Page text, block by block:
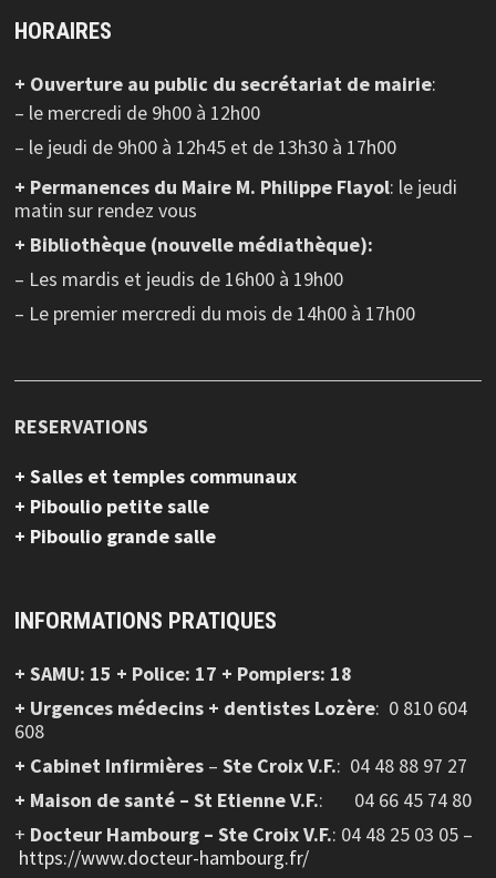
HORAIRES
+ Ouverture au public du secrétariat de mairie:
– le mercredi de 9h00 à 12h00
– le jeudi de 9h00 à 12h45 et de 13h30 à 17h00
+ Permanences du Maire M. Philippe Flayol: le jeudi
matin sur rendez vous
+ Bibliothèque (nouvelle médiathèque):
– Les mardis et jeudis de 16h00 à 19h00
– Le premier mercredi du mois de 14h00 à 17h00
RESERVATIONS
+ Salles et temples communaux
+ Piboulio petite salle
+ Piboulio grande salle
INFORMATIONS PRATIQUES
+ SAMU: 15 + Police: 17 + Pompiers: 18
+ Urgences médecins + dentistes Lozère: 0 810 604
608
+ Cabinet Infirmières– Ste Croix V.F.: 04 48 88 97 27
+ Maison de santé – St Etienne V.F.: 04 66 45 74 80
+ Docteur Hambourg – Ste Croix V.F.: 04 48 25 03 05 –
https://www.docteur-hambourg.fr/